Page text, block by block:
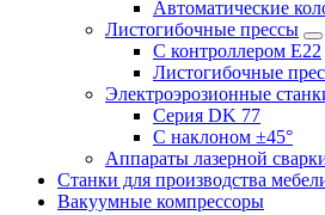
Автоматические
Листогибочные прессы
С контроллером E22
Листогибочные
Электроэрозионные
Серия DK 77
С наклоном ±45°
Аппараты лазерной
Станки для производства
Вакуумные компрессоры